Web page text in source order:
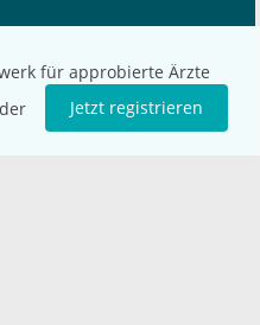
für approbierte Ärzte
Jetzt registrieren